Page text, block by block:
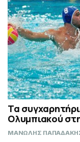
Τα
Ολυμπιακού
ΜΑΝΩΛΗΣ